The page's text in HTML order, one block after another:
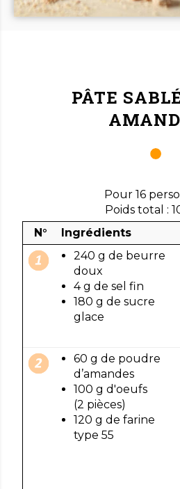
PÂTE
Pour 16
Poids total :
N°
Ingrédients
240 g de beurre
doux
4 g de sel fin
180 g de sucre
glace
60 g de poudre
d’amandes
100 g d'oeufs
(2 pièces)
120 g de farine
type 55